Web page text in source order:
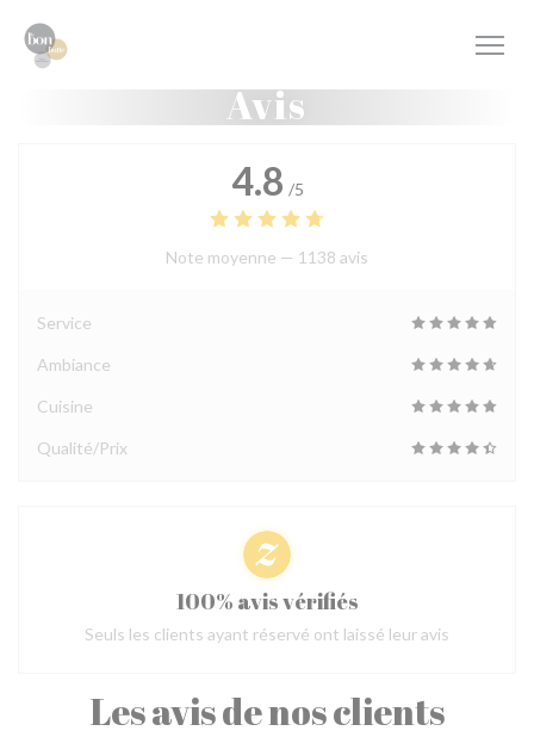
Avis
Les avis de nos clients
4.8 /5
Note moyenne — 1138 avis
Service
Ambiance
Cuisine
Qualité/Prix
100% avis vérifiés
Seuls les clients ayant réservé ont laissé leur avis